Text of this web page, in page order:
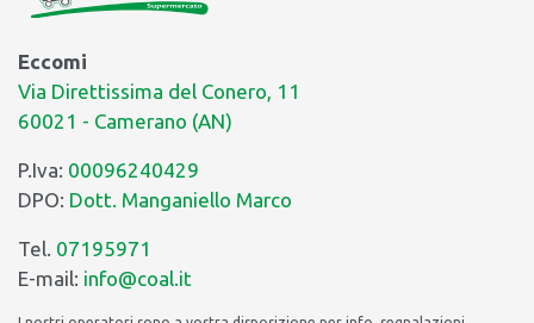
Eccomi
Via Direttissima del Conero, 11
60021 - Camerano (AN)
P.Iva: 00096240429
DPO: Dott. Manganiello Marco
Tel. 07195971
E-mail: info@coal.it